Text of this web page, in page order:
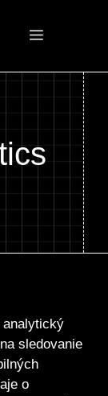
Menu
analytický
sledovanie
o